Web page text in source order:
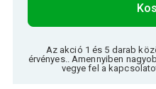
Az akció 1 és 5 darab
érvényes.. Amennyiben
vegye fel a